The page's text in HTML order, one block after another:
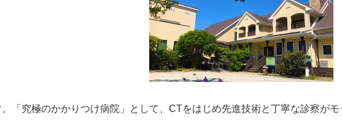
「究極のかかりつけ病院」として、CTをはじめ先進技術と丁寧な診察がモ